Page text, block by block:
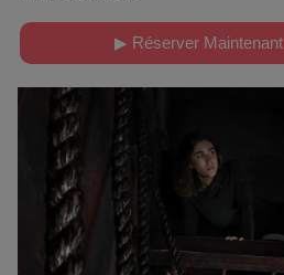
▶ Réserver Maintenant